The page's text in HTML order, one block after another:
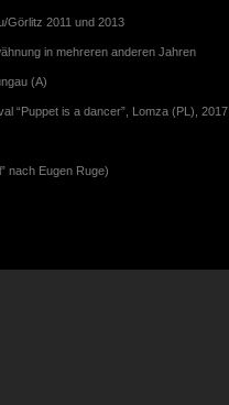
Görlitz 2011 und 2013
in mehreren anderen Jahren
(A)
“Puppet is a dancer”, Lomza (PL), 2017
nach Eugen Ruge)